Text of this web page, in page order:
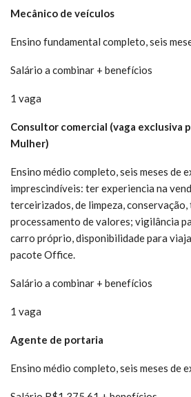
Mecânico de veículos
Ensino fundamental completo, seis
Salário a combinar + benefícios
1 vaga
Consultor comercial (vaga exclusiva
Mulher)
Ensino médio completo, seis meses de
imprescindíveis: ter experiencia na
terceirizados, de limpeza,
processamento de valores; vigilância
carro próprio, disponibilidade para
pacote Office.
Salário a combinar + benefícios
1 vaga
Agente de portaria
Ensino médio completo, seis meses de